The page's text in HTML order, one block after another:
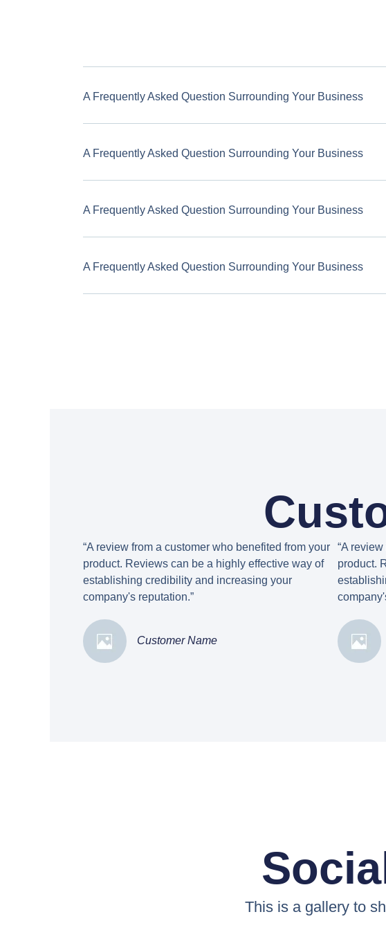
A Frequently Asked Question Surrounding Your Business
A Frequently Asked Question Surrounding Your Business
A Frequently Asked Question Surrounding Your Business
A Frequently Asked Question Surrounding Your Business
“A review from a customer who benefited from your
product. Reviews can be a highly effective way of
establishing credibility and increasing your
company's reputation.”
Customer Name
“A
product.
This is a gallery to